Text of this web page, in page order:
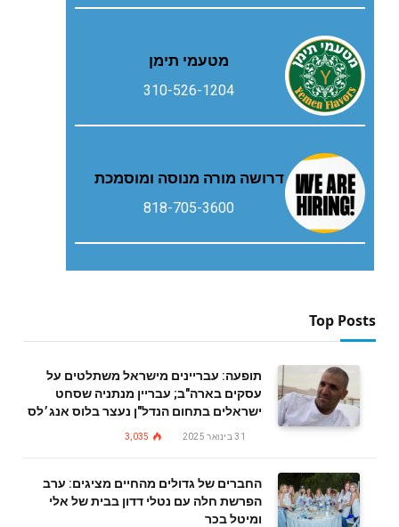
מטעמי תימן
310-526-1204
דרושה מורה מנוסה ומוסמכת
818-705-3600
Top Posts
תופעה: עבריינים מישראל משתלטים על
עסקים בארה"ב; עבריין מנתניה שסחט
ישראלים בתחום הנדל"ן נעצר בלוס אנג׳לס
31 בינואר 2025 3,035
החברים של גדולים מהחיים מציגים: ערב
הפרשת חלה עם נטלי דדון בבית של אלי
ומיטל בכר